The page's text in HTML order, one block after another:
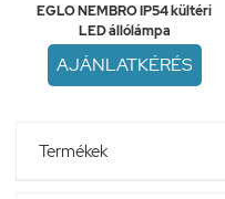
EGLO NEMBRO IP54 kültéri
LED állólámpa
AJÁNLATKÉRÉS
Termékek